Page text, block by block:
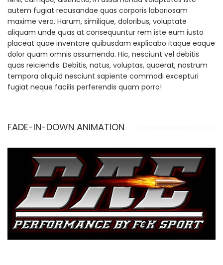
autem fugiat recusandae quas corporis laboriosam
maxime vero. Harum, similique, doloribus, voluptate
aliquam unde quas at consequuntur rem iste eum iusto
placeat quae inventore quibusdam explicabo itaque eaque
dolor quam omnis assumenda. Hic, nesciunt vel debitis
quas reiciendis. Debitis, natus, voluptas, quaerat, nostrum
tempora aliquid nesciunt sapiente commodi excepturi
fugiat neque facilis perferendis quam porro!
FADE-IN-DOWN ANIMATION